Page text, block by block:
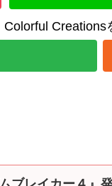
Colorful Creations